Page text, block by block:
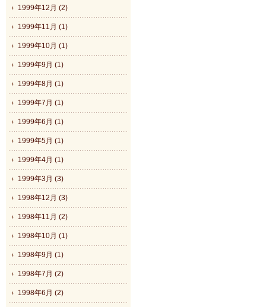
1999年12月 (2)
1999年11月 (1)
1999年10月 (1)
1999年9月 (1)
1999年8月 (1)
1999年7月 (1)
1999年6月 (1)
1999年5月 (1)
1999年4月 (1)
1999年3月 (3)
1998年12月 (3)
1998年11月 (2)
1998年10月 (1)
1998年9月 (1)
1998年7月 (2)
1998年6月 (2)